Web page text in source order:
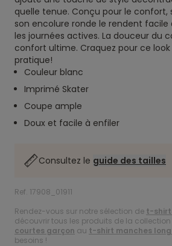
quelle tenue. Conçu pour le
son encolure ronde le rendent facile
les journées actives. La douceur du
confort ultime. Craquez pour ce
pratique!
Couleur blanc
Imprimé Skater
Coupe ample
Doux et facile à enfiler
Consultez le guide des tailles
Ref. 17908_01911
Rendez-vous sur notre sélection de t-
découvrir tous les produits de la
courtes garçon au t-shirt manches
besoins !